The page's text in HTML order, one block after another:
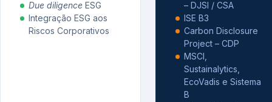
Due diligence ESG
Integração ESG aos
Riscos Corporativos
– DJSI / CSA
ISE B3
Carbon Disclosure
Project – CDP
MSCI,
Sustainalytics,
EcoVadis e Sistema
B